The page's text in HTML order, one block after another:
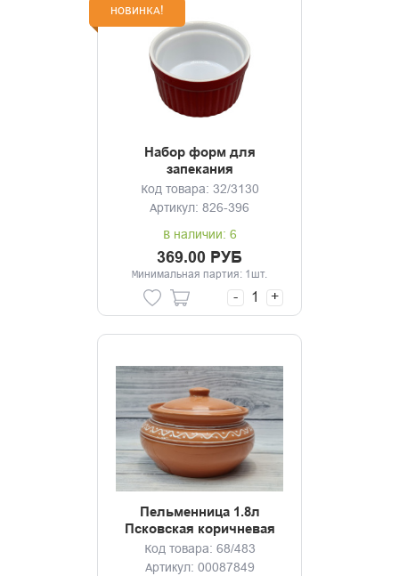
НОВИНКА!
Набор форм для
запекания
2шт,9.5*9.5*5.5см
красная, керамика
Код товара: 32/3130
Артикул: 826-396
В наличии: 6
369.00 РУБ
Минимальная партия: 1шт.
- +
Пельменница 1.8л
Псковская коричневая
Код товара: 68/483
Артикул: 00087849